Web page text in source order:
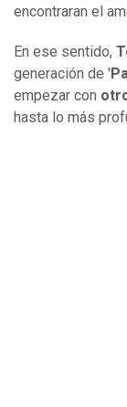
encontraran el
En ese sentido,
generación de '
empezar con
hasta lo más